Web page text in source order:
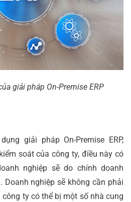
giải pháp On-Premise ERP
giải pháp On-Premise ERP,
soát của công ty, điều này có
nghiệp sẽ do chính doanh
Doanh nghiệp sẽ không cần phải
công ty có thể bị một số nhà cung